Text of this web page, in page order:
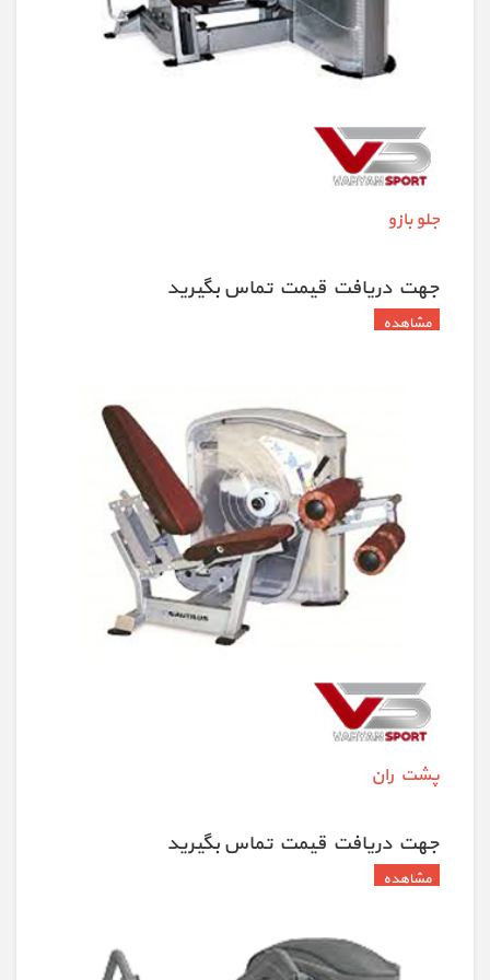
جلو بازو
جهت دريافت قيمت تماس بگيريد
پشت ران
جهت دريافت قيمت تماس بگيريد